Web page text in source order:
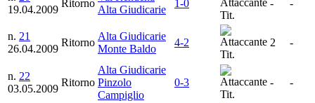
19.04.2009
Ritorno
Alta Giudicarie
1-0
Tit.
- -
n. 21
26.04.2009
Ritorno
Alta Giudicarie
Monte Baldo
4-2
Tit.
2 -
n. 22
03.05.2009
Ritorno
Alta Giudicarie
Pinzolo
Campiglio
0-3
Tit.
- -